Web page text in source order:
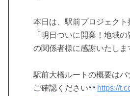
本日は、駅前プロジェクト
「明日ついに開業！地域
の関係者様に感謝いたしま
駅前大橋ルートの概要はバ
ご確認ください
https://